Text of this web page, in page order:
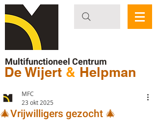
Multifunctioneel Centrum
De Wijert & Helpman
🎄Vrijwilligers gezocht 🎄
MFC
23 okt 2025